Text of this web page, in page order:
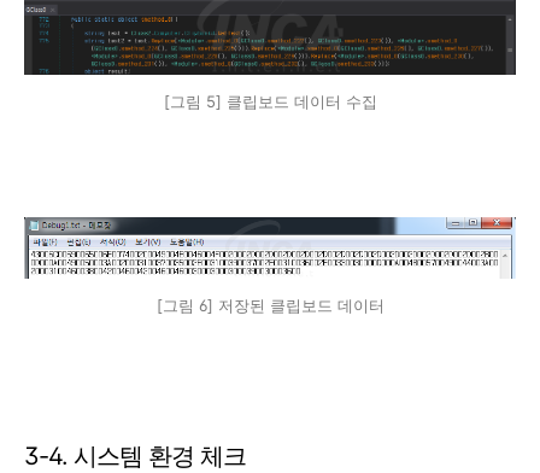
[그림 5] 클립보드 데이터 수집
[그림 6] 저장된 클립보드 데이터
3-4. 시스템 환경 체크